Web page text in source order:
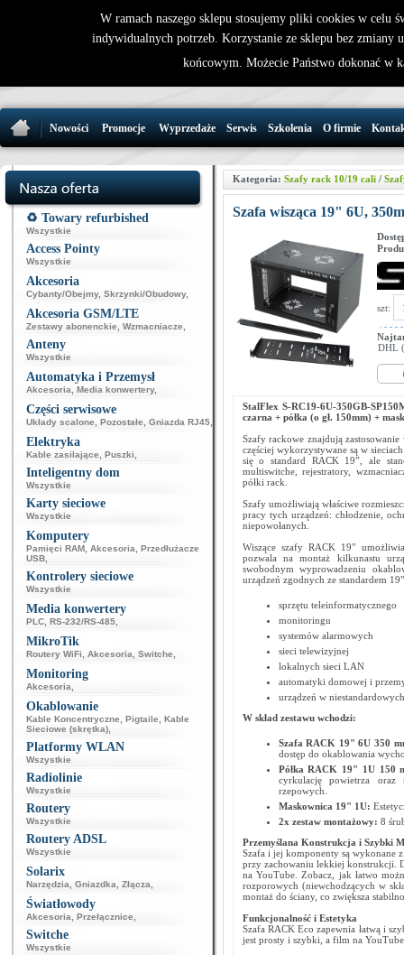
32 721 86
Nowości Promocje Wyprzedaże Serwis Szkolenia O firmie
♻️ Towary refurbished
Wszystkie
Access Pointy
Wszystkie
Akcesoria
Cybanty/Obejmy, Skrzynki/Obudowy,
Akcesoria GSM/LTE
Zestawy abonenckie Wzmacniacze
Anteny
Wszystkie
Automatyka i Przemysł
Akcesoria Media konwertery,
Części serwisowe
Układy scalone Pozostałe Gniazda RJ45
Elektryka
Kable zasilające Puszki
Inteligentny dom
Wszystkie
Karty sieciowe
Wszystkie
Komputery
Pamięci RAM Akcesoria
Przedłużacze
USB
Kontrolery sieciowe
Wszystkie
Media konwertery
PLC RS-232/RS-485
MikroTik
Routery WiFi Akcesoria Switche
Monitoring
Akcesoria
Okablowanie
Kable Koncentryczne Pigtaile
Kable
Sieciowe (skrętka)
Platformy WLAN
Wszystkie
Radiolinie
Wszystkie
Routery
Wszystkie
Routery ADSL
Wszystkie
Solarix
Narzędzia Gniazdka Złącza
Światłowody
Akcesoria Przełącznice
Switche
Wszystkie
Kategoria: Szafy rack 10/19 cali/
Szafa wisząca 19" 6U,
szt:
DHL
StalFlex S-RC19-6U-350GB-
czarna + półka (o gł. 150mm) +
Szafy rackowe znajdują
częściej wykorzystywane są w
się o standard RACK 19”, ale
multiswitche, rejestratory,
półki rack.
Szafy umożliwiają właściwe
pracy tych urządzeń: chłodzenie,
niepowołanych.
Wiszące szafy RACK 19"
pozwala na montaż kilkunastu
swobodnym wyprowadzeniu
urządzeń zgodnych ze standardem
sprzętu teleinformatycznego
monitoringu
systemów alarmowych
sieci telewizyjnej
lokalnych sieci LAN
automatyki domowej i
urządzeń w
W skład zestawu wchodzi:
Szafa RACK 19" 6U 350
dostęp do okablowania
Półka RACK 19" 1U 150
cyrkulację powietrza oraz
rzepowych.
Maskownica 19" 1U:
2x zestaw montażowy: 8
Przemyślana Konstrukcja i Szybki
Szafa i jej komponenty są wykonane
przy zachowaniu lekkiej konstrukcji.
na YouTube. Zobacz, jak łatwo
rozporowych (niewchodzących w
montaż do ściany, co zwiększa
Funkcjonalność i Estetyka
Szafa RACK Eco zapewnia łatwą i
jest prosty i szybki, a film na YouTube
W ramach naszego sklepu stosujemy pliki cookies w celu
indywidualnych potrzeb. Korzystanie ze sklepu bez zmiany
końcowym. Możecie Państwo dokonać w